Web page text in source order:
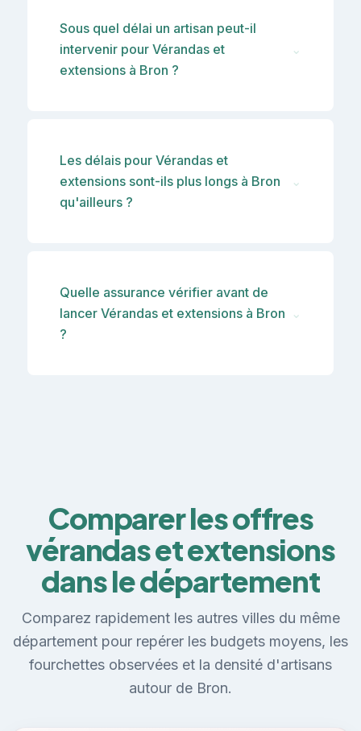
Sous quel délai un artisan peut-il
intervenir pour Vérandas et
extensions à Bron ?
⌄
Les délais pour Vérandas et
extensions sont-ils plus longs à Bron
qu'ailleurs ?
⌄
Quelle assurance vérifier avant de
lancer Vérandas et extensions à Bron
?
⌄
Comparer les offres
vérandas et extensions
dans le département
Comparez rapidement les autres villes du même
département pour repérer les budgets moyens, les
fourchettes observées et la densité d'artisans
autour de Bron.